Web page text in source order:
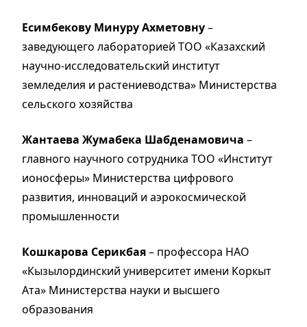
Есимбекову Минуру Ахметовну–
заведующего лабораторией ТОО «Казахский
научно-исследовательский институт
земледелия и растениеводства» Министерства
сельского хозяйства
Жантаева Жумабека Шабденамовича –
главного научного сотрудника ТОО «Институт
ионосферы» Министерства цифрового
развития, инноваций и аэрокосмической
промышленности
Кошкарова Серикбая– профессора НАО
«Кызылординский университет имени Коркыт
Ата» Министерства науки и высшего
образования